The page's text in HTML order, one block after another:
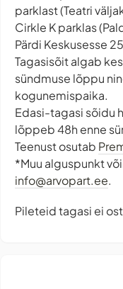
parklast (Teatri
Cirkle K parklas
Pärdi Keskusesse
Tagasisõit algab
sündmuse lõppu
kogunemispaika.
Edasi-tagasi sõidu
lõppeb 48h enne
Teenust osutab
*Muu alguspunkt
info@arvopart.ee.
Pileteid tagasi ei